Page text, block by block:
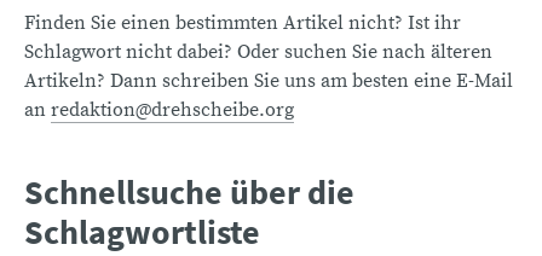
Finden Sie einen bestimmten Artikel nicht? Ist ihr
Schlagwort nicht dabei? Oder suchen Sie nach älteren
Artikeln? Dann schreiben Sie uns am besten eine E-Mail
an redaktion@drehscheibe.org
Schnellsuche über die
Schlagwortliste